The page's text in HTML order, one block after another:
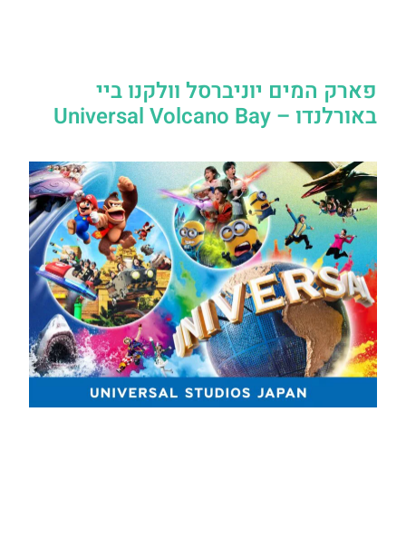
פארק המים יוניברסל וולקנו ביי
באורלנדו – Universal Volcano Bay